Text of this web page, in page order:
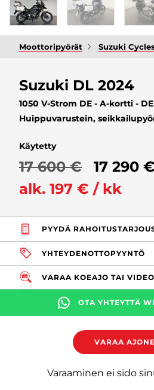
Moottoripyörät Suzuki
Suzuki DL 2024
1050 V-Strom DE - A-kortti -
Huippuvarustein,
Käytetty
17 600 €
17 290 €
alk. 197 € / kk
PYYDÄ
YHTEYDENOTTOPYYNTÖ
VARAA KOEAJO TAI
OTA YHTEYTTÄ
VARAA
Varaaminen ei sido